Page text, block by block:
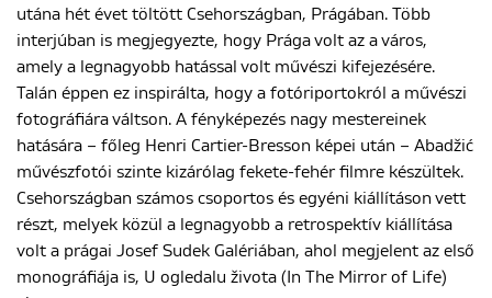
utána hét évet töltött Csehországban, Prágában. Több
interjúban is megjegyezte, hogy Prága volt az a város,
amely a legnagyobb hatással volt művészi kifejezésére.
Talán éppen ez inspirálta, hogy a fotóriportokról a művészi
fotográfiára váltson. A fényképezés nagy mestereinek
hatására – főleg Henri Cartier-Bresson képei után – Abadžić
művészfotói szinte kizárólag fekete-fehér filmre készültek.
Csehországban számos csoportos és egyéni kiállításon vett
részt, melyek közül a legnagyobb a retrospektív kiállítása
volt a prágai Josef Sudek Galériában, ahol megjelent az első
monográfiája is, U ogledalu života (In The Mirror of Life)